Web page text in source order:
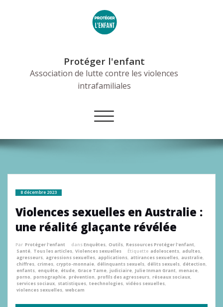
Protéger l'enfant
Association de lutte contre les violences
intrafamiliales
Afficher/masquer
la
8 décembre 2023
Violences sexuelles en Australie :
une réalité glaçante révélée
Par Protéger l'enfant dansEnquêtes, Outils, Ressources Protéger l'enfant,
Santé, Tous les articles, Violences sexuelles Étiquette adolescents, adultes,
agresseurs, agressions sexuelles, applications, attirances sexuelles, australie,
chiffres, crimes, crypto-monnaie, délinquants sexuels, délits sexuels, détection,
enfants, enquête, étude, Grace Tame, judiciaire, Julie Inman Grant, menace,
porno, pornographie, prévention, profils des agresseurs, réseaux sociaux,
services sociaux, statistiques, teechnologies, vidéos sexuelles,
violences sexuelles, webcam